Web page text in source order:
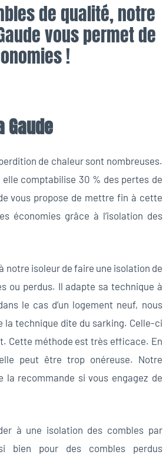
de qualité, notre
vous permet de
!
Gaude
de chaleur sont nombreuses.
comptabilise 30 % des pertes de
vous propose de mettre fin à cette
économies grâce à l’isolation des
isoleur de faire une isolation de
ou perdus. Il adapte sa technique à
le cas d’un logement neuf, nous
la technique dite du sarking. Celle-ci
Cette méthode est très efficace. En
peut être trop onéreuse. Notre
la recommande si vous engagez de
à une isolation des combles par
bien pour des combles perdus